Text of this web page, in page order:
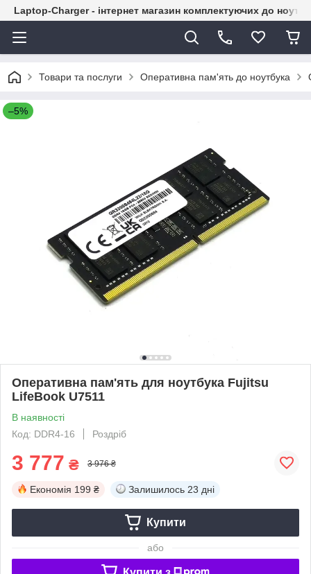
Laptop-Charger - інтернет магазин комплектуючих до
Товари та послуги Оперативна пам'ять до ноутбука
–5%
Оперативна пам'ять для ноутбука Fujitsu
LifeBook U7511
В наявності
Код: DDR4-16
Роздріб
3 777 ₴ 3 976 ₴
Економія 199 ₴ Залишилось 23 дні
Купити
або